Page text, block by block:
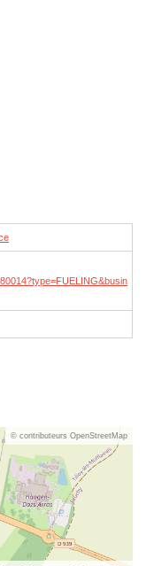
© contributeurs OpenStreetMap